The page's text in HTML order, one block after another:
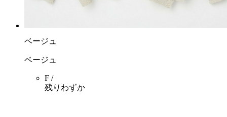
ベージュ
ベージュ
F /
残りわずか